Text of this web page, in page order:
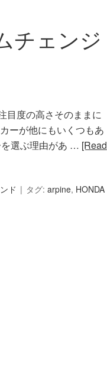
チェンジ
目度の高さそのままに
ーが他にもいくつもあ
選ぶ理由があ … [Read
ド タグ: arpine, HONDA